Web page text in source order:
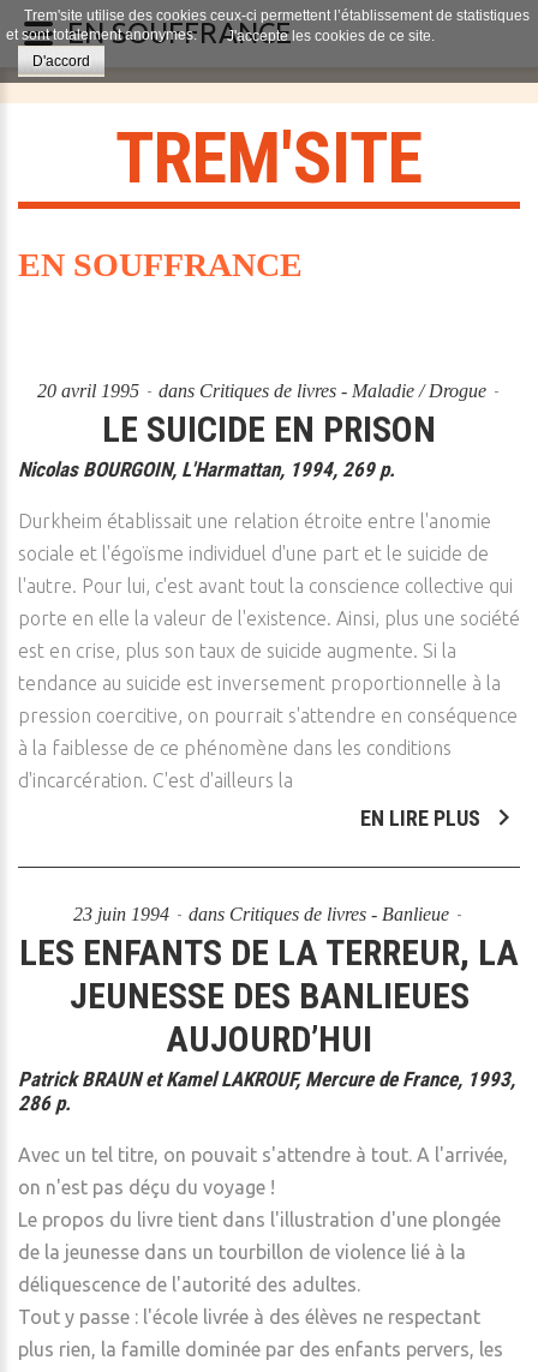
TREM'SITE
EN SOUFFRANCE
20 avril 1995 dans Critiques de livres - Maladie / Drogue
LE SUICIDE EN PRISON
Nicolas BOURGOIN, L'Harmattan, 1994, 269 p.
Durkheim établissait une relation étroite entre l'anomie
sociale et l'égoïsme individuel d'une part et le suicide de
l'autre. Pour lui, c'est avant tout la conscience collective qui
porte en elle la valeur de l'existence. Ainsi, plus une société
est en crise, plus son taux de suicide augmente. Si la
tendance au suicide est inversement proportionnelle à la
pression coercitive, on pourrait s'attendre en conséquence
à la faiblesse de ce phénomène dans les conditions
d'incarcération. C'est d'ailleurs la
EN LIRE PLUS
23 juin 1994 dans Critiques de livres - Banlieue
LES ENFANTS DE LA TERREUR, LA
JEUNESSE DES BANLIEUES
AUJOURD’HUI
Patrick BRAUN et Kamel LAKROUF, Mercure de France, 1993,
286 p.
Avec un tel titre, on pouvait s'attendre à tout. A l'arrivée,
on n'est pas déçu du voyage !
Le propos du livre tient dans l'illustration d'une plongée
de la jeunesse dans un tourbillon de violence lié à la
déliquescence de l'autorité des adultes.
Tout y passe : l'école livrée à des élèves ne respectant
plus rien, la famille dominée par des enfants pervers, les
Trem'site utilise des cookies ceux-ci permettent l’établissement de statistiques
et sont totalement anonymes.
J'accepte les cookies de ce site.
D'accord
EN SOUFFRANCE